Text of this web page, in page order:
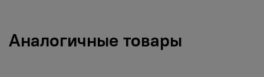
Аналогичные товары